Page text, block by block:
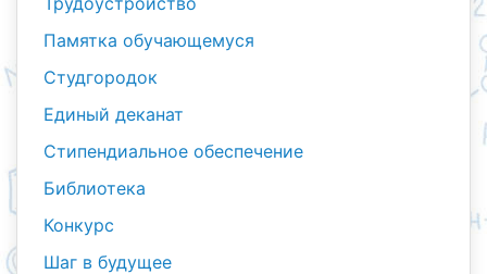
Памятка обучающемуся
Студгородок
Единый деканат
Стипендиальное обеспечение
Библиотека
Конкурс
Шаг в будущее